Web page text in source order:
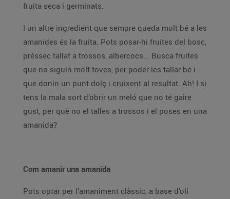
fruita seca i germinats.
I un altre ingredient que sempre queda molt bé a les
amanides és la fruita. Pots posar-hi fruites del bosc,
préssec tallat a trossos, albercocs... Busca fruites
que no siguin molt toves, per poder-les tallar bé i
que donin un punt dolç i cruixent al resultat. Ah! I si
tens la mala sort d’obrir un meló que no té gaire
gust, per què no el talles a trossos i el poses en una
amanida?
Com amanir una amanida
Pots optar per l’amaniment clàssic, a base d’oli